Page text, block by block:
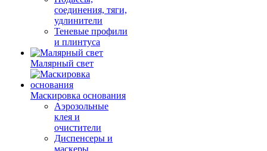
соединения, тяги,
удлинители
Теневые профили
и плинтуса
Малярный свет
Маскировка основания
Аэрозольные
клея и
очистители
Диспенсеры и
маскеры